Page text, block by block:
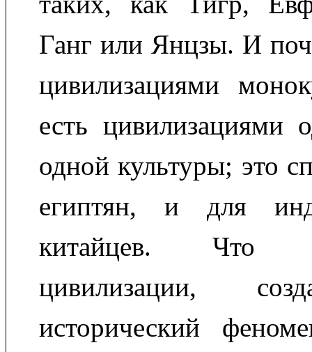
Ганг или Янцзы. И
цивилизациями
есть цивилизациями
одной культуры; это
египтян, и для
китайцев. Что
цивилизации,
исторический